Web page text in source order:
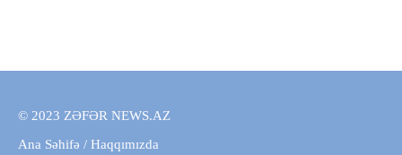
© 2023 ZƏFƏR NEWS.AZ
Ana Səhifə / Haqqımızda